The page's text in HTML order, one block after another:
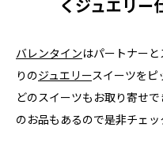
くジュエリー
バレンタインはパートナー
りのジュエリースイーツをピ
どのスイーツもお取り寄せ
のお品もあるので是非チェッ